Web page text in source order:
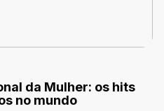
da Mulher: os hits
no mundo